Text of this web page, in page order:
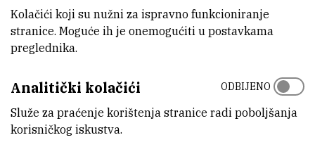
Free Zone 1, Model 7740030, Labconco
Kolačići koji su nužni za ispravno funkcioniranje
stranice. Moguće ih je onemogućiti u postavkama
preglednika.
Analitički kolačići
Služe za praćenje korištenja stranice radi poboljšanja
korisničkog iskustva.
ODBIJENO